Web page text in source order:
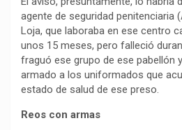
agente de seguridad penitenciaria
Loja, que laboraba en ese centro
unos 15 meses, pero falleció
fraguó ese grupo de ese pabellón
armado a los uniformados que
estado de salud de ese preso.
Reos con armas